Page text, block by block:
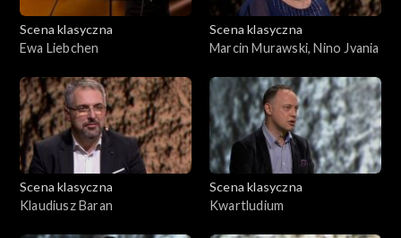
Scena klasyczna
Ewa Liebchen
Scena klasyczna
Marcin Murawski, Nino Jvania
Scena klasyczna
Klaudiusz Baran
Scena klasyczna
Kwartludium